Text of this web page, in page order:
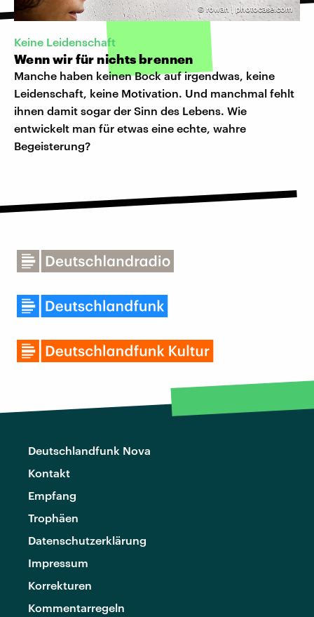
© rowan | photocase.com
Keine Leidenschaft
Wenn wir für nichts brennen
Manche haben keinen Bock auf irgendwas, keine
Leidenschaft, keine Motivation. Und manchmal fehlt
ihnen damit sogar der Sinn des Lebens. Wie
entwickelt man für etwas eine echte, wahre
Begeisterung?
Deutschlandfunk Nova
Kontakt
Empfang
Trophäen
Datenschutzerklärung
Impressum
Korrekturen
Kommentarregeln